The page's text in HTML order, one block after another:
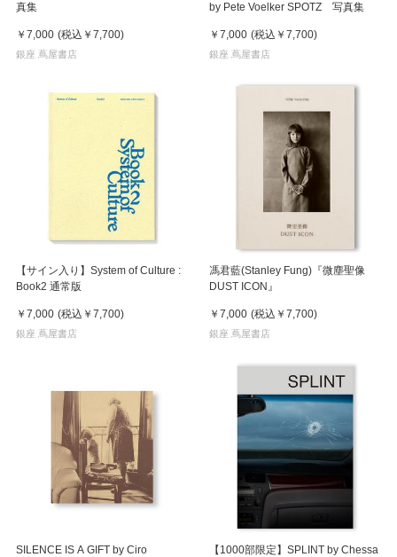
真集
￥7,000 (税込 ￥7,700)
銀座 蔦屋書店
by Pete Voelker SPOTZ 写真集
￥7,000 (税込 ￥7,700)
銀座 蔦屋書店
【サイン入り】System of Culture :
Book2 通常版
￥7,000 (税込 ￥7,700)
銀座 蔦屋書店
馮君藍(Stanley Fung)『微塵聖像
DUST ICON』
￥7,000 (税込 ￥7,700)
銀座 蔦屋書店
SILENCE IS A GIFT by Ciro
【1000部限定】SPLINT by Chessa